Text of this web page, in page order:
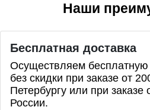
Наши
Бесплатная доставка
Осуществляем бесплатную
без скидки при заказе от
Петербургу или при заказе
России.